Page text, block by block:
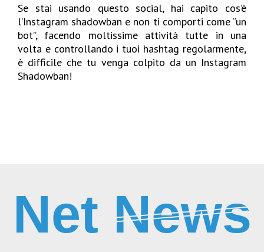
Se stai usando questo social, hai capito cos’è
l’Instagram shadowban e non ti comporti come “un
bot”, facendo moltissime attività tutte in una
volta e controllando i tuoi hashtag regolarmente,
è difficile che tu venga colpito da un Instagram
Shadowban!
Net News